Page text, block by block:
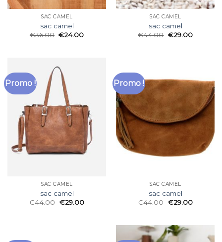
SAC CAMEL
sac camel
€36.00 €24.00
SAC CAMEL
sac camel
€44.00 €29.00
Promo !
SAC CAMEL
sac camel
€44.00 €29.00
Promo !
SAC CAMEL
sac camel
€44.00 €29.00